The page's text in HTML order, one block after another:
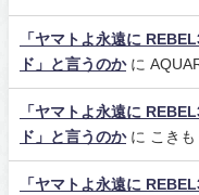
「ヤマトよ永遠に
ド」と言うのかに
「ヤマトよ永遠に
ド」と言うのかに こき
「ヤマトよ永遠に